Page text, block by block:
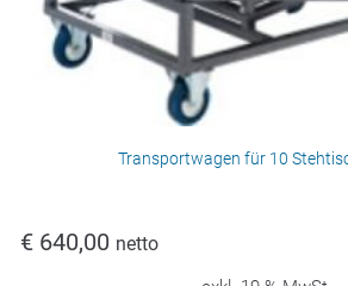
Transportwagen für 10
€ 640,00 netto